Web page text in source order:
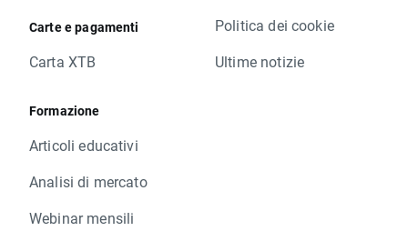
Carte e pagamenti
Carta XTB
Formazione
Articoli educativi
Analisi di mercato
Webinar mensili
Politica dei cookie
Ultime notizie